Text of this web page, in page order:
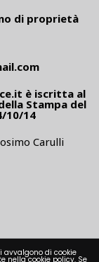
di proprietà
è iscritta al
Stampa del
10/14
Carulli
di cookie
nella cookie policy. Se